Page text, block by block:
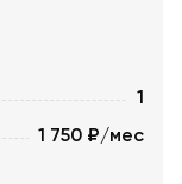
1
1 750 ₽/мес